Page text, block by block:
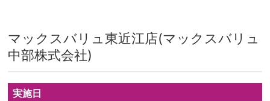
マックスバリュ東近江店(マックスバリュ
中部株式会社)
実施日